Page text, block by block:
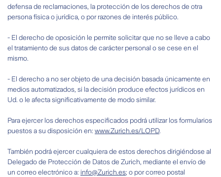
defensa de reclamaciones, la protección de los derechos de otra
persona física o jurídica, o por razones de interés público.
- El derecho de oposición le permite solicitar que no se lleve a cabo
el tratamiento de sus datos de carácter personal o se cese en el
mismo.
- El derecho a no ser objeto de una decisión basada únicamente en
medios automatizados, si la decisión produce efectos jurídicos en
Ud. o le afecta significativamente de modo similar.
Para ejercer los derechos especificados podrá utilizar los formularios
puestos a su disposición en: www.Zurich.es/LOPD.
También podrá ejercer cualquiera de estos derechos dirigiéndose al
Delegado de Protección de Datos de Zurich, mediante el envío de
un correo electrónico a: info@Zurich.es; o por correo postal